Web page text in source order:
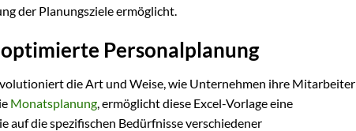
der Planungsziele ermöglicht.
Personalplanung
die Art und Weise, wie Unternehmen ihre Mitarbeiter
Monatsplanung, ermöglicht diese Excel-Vorlage eine
die spezifischen Bedürfnisse verschiedener